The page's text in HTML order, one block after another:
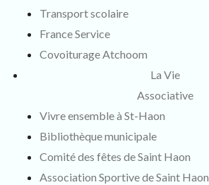
Transport scolaire
France Service
Covoiturage Atchoom
La Vie
Associative
Vivre ensemble à St-Haon
Bibliothèque municipale
Comité des fêtes de Saint Haon
Association Sportive de Saint Haon